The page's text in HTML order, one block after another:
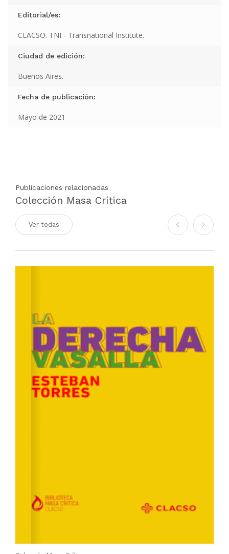
Editorial/es:
CLACSO. TNI - Transnational Institute.
Ciudad de edición:
Buenos Aires.
Fecha de publicación:
Mayo de 2021
Publicaciones relacionadas
Colección Masa Crítica
Ver todas